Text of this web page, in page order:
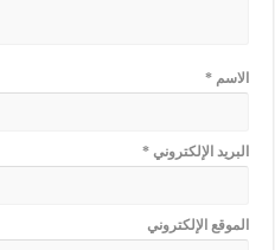
الاسم*
البريد الإلكتروني*
الموقع الإلكتروني